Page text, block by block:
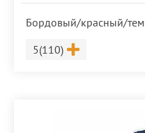
Бордовый/красный/
Размер
5(110)